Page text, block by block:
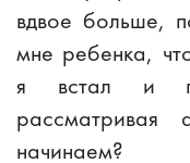
вдвое больше,
мне ребенка,
я встал и
начинаем?